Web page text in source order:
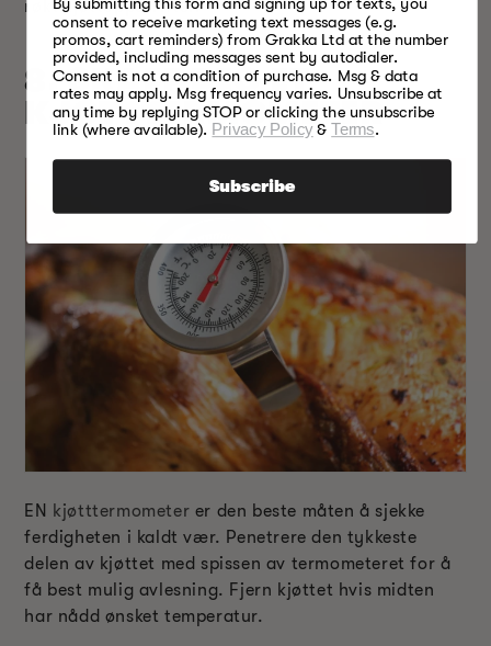
røkt kjøttoppskrifter.
8. SKAFF DEG ET
KJØTTTERMOMETER
EN kjøtttermometer er den beste måten å sjekke
ferdigheten i kaldt vær. Penetrere den tykkeste
delen av kjøttet med spissen av termometeret for å
få best mulig avlesning. Fjern kjøttet hvis midten
har nådd ønsket temperatur.
consent to receive marketing text messages (e.g.
promos, cart reminders) from Grakka Ltd at the number
provided, including messages sent by autodialer.
Consent is not a condition of purchase. Msg & data
rates may apply. Msg frequency varies. Unsubscribe at
any time by replying STOP or clicking the unsubscribe
link (where available). Privacy Policy&Terms.
Subscribe